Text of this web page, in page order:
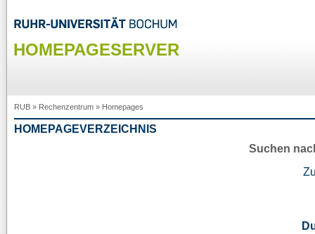
HOMEPAGESERVER
RUB » Rechenzentrum » Homepages
HOMEPAGEVERZEICHNIS
Suchen